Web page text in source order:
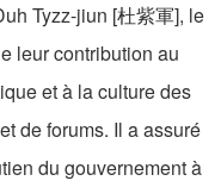
Tyzz-jiun [杜紫軍], le
leur contribution au
et à la culture des
de forums. Il a assuré
du gouvernement à